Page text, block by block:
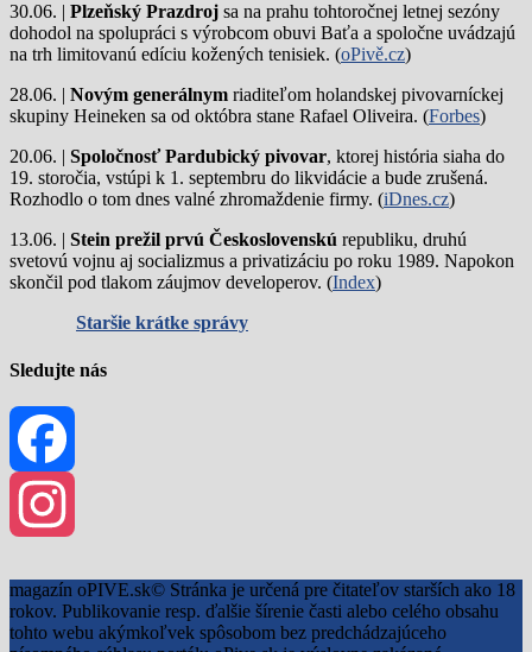
30.06. | Plzeňský Prazdroj sa na prahu tohtoročnej letnej sezóny
dohodol na spolupráci s výrobcom obuvi Baťa a spoločne uvádzajú
na trh limitovanú edíciu kožených tenisiek. (oPivě.cz)
28.06. | Novým generálnym riaditeľom holandskej pivovarníckej
skupiny Heineken sa od októbra stane Rafael Oliveira. (Forbes)
20.06. | Spoločnosť Pardubický pivovar, ktorej história siaha do
19. storočia, vstúpi k 1. septembru do likvidácie a bude zrušená.
Rozhodlo o tom dnes valné zhromaždenie firmy. (iDnes.cz)
13.06. | Stein prežil prvú Československú republiku, druhú
svetovú vojnu aj socializmus a privatizáciu po roku 1989. Napokon
skončil pod tlakom záujmov developerov. (Index)
Staršie krátke správy
Sledujte nás
Facebook
magazín oPIVE.sk© Stránka je určená pre čitateľov starších ako 18
rokov. Publikovanie resp. ďalšie šírenie časti alebo celého obsahu
tohto webu akýmkoľvek spôsobom bez predchádzajúceho